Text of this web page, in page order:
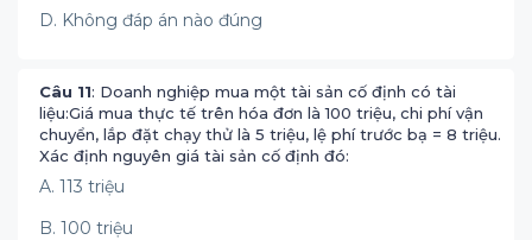
D. Không đáp án nào đúng
Câu 11: Doanh nghiệp mua một tài sản cố định có tài
liệu:Giá mua thực tế trên hóa đơn là 100 triệu, chi phí vận
chuyển, lắp đặt chạy thử là 5 triệu, lệ phí trước bạ = 8 triệu.
Xác định nguyên giá tài sản cố định đó:
A. 113 triệu
B. 100 triệu